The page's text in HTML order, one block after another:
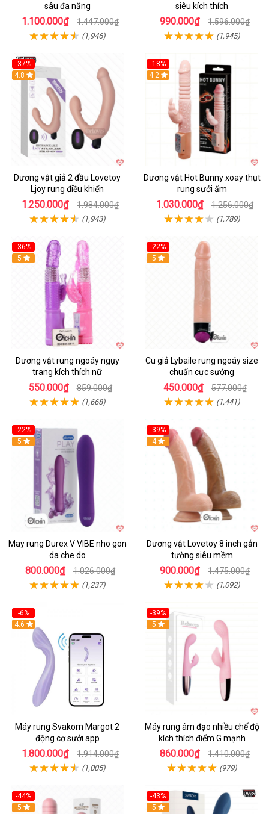
sâu đa năng
1.100.000₫ 1.447.000₫
(1,946)
siêu kích thích
990.000₫ 1.596.000₫
(1,945)
-37%
Hot
4.8
Dương vật giả 2 đầu Lovetoy
Ljoy rung điều khiển
1.250.000₫ 1.984.000₫
(1,943)
-18%
Hot
4.2
Dương vật Hot Bunny xoay thụt
rung sưởi ấm
1.030.000₫ 1.256.000₫
(1,789)
-36%
Hot
5
Dương vật rung ngoáy ngụy
trang kích thích nữ
550.000₫ 859.000₫
(1,668)
-22%
Hot
5
Cu giả Lybaile rung ngoáy size
chuẩn cực sướng
450.000₫ 577.000₫
(1,441)
-22%
Hot
5
May rung Durex V VIBE nho gon
da che do
800.000₫ 1.026.000₫
(1,237)
-39%
Hot
4
Dương vật Lovetoy 8 inch gắn
tường siêu mềm
900.000₫ 1.475.000₫
(1,092)
-6%
4.6
Máy rung Svakom Margot 2
động cơ sưởi app
1.800.000₫ 1.914.000₫
(1,005)
-39%
Hot
5
Máy rung âm đạo nhiều chế độ
kích thích điểm G mạnh
860.000₫ 1.410.000₫
(979)
-44%
Hot
5
-43%
Hot
5